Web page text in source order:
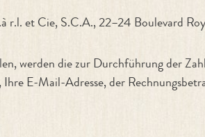
r.l. et Cie, S.C.A., 22–24 Boulevard
werden die zur Durchführung der
E-Mail-Adresse, der